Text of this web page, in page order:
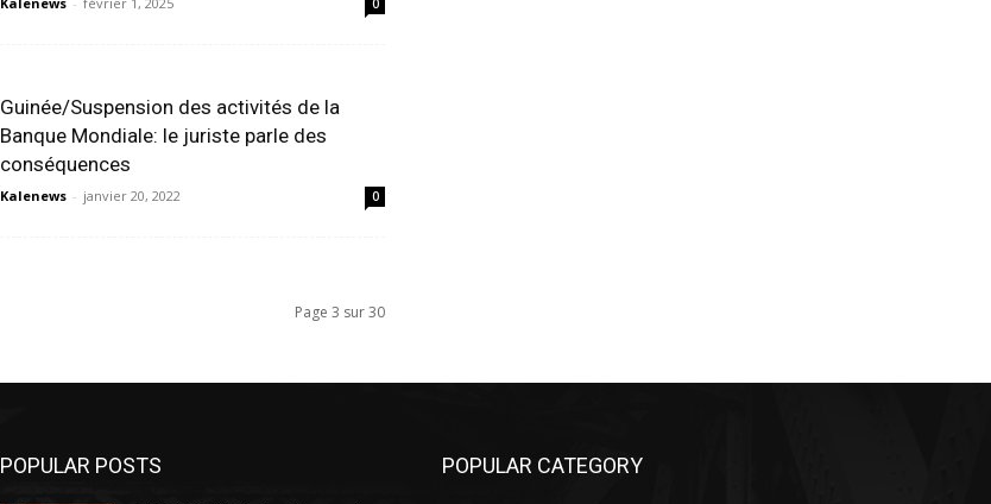
0
Guinée/Suspension des activités de la
Banque Mondiale: le juriste parle des
conséquences
Kalenews - janvier 20, 2022 0
Page 3 sur 30
POPULAR POSTS POPULAR CATEGORY